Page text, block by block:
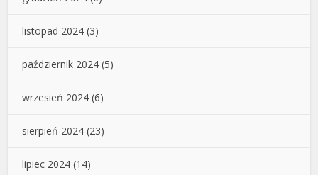
listopad 2024 (3)
październik 2024 (5)
wrzesień 2024 (6)
sierpień 2024 (23)
lipiec 2024 (14)